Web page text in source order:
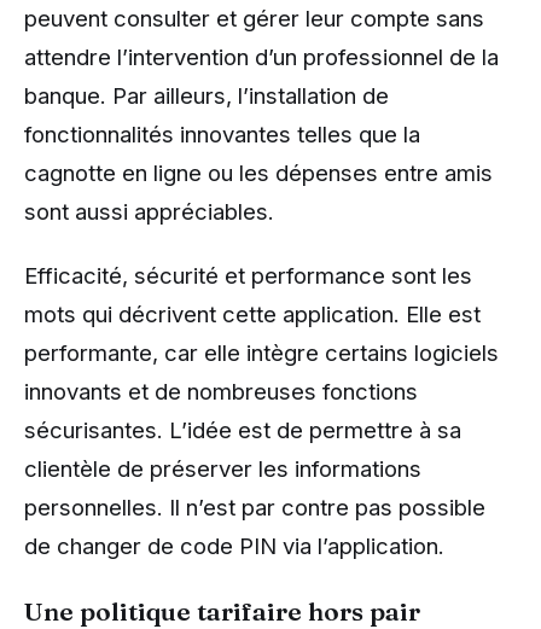
peuvent consulter et gérer leur compte sans
attendre l’intervention d’un professionnel de la
banque. Par ailleurs, l’installation de
fonctionnalités innovantes telles que la
cagnotte en ligne ou les dépenses entre amis
sont aussi appréciables.
Efficacité, sécurité et performance sont les
mots qui décrivent cette application. Elle est
performante, car elle intègre certains logiciels
innovants et de nombreuses fonctions
sécurisantes. L’idée est de permettre à sa
clientèle de préserver les informations
personnelles. Il n’est par contre pas possible
de changer de code PIN via l’application.
Une politique tarifaire hors pair